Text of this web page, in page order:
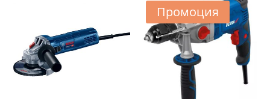
121.81 лв..
Промоция